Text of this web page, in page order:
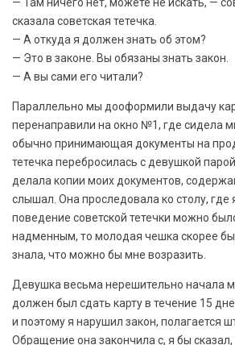
сказала советская тетечка.
— А откуда я должен знать об этом?
— Это в законе. Вы обязаны знать закон.
— А вы сами его читали?
Параллельно мы дооформили выдачу
перенаправили на окно №1, где сидела
обычно принимающая документы на
тетечка перебросилась с девушкой
делала копии моих документов,
слышал. Она проследовала ко столу, где
поведение советской тетечки можно
надменным, то молодая чешка скорее
знала, что можно бы мне возразить.
Девушка весьма нерешительно начала
должен был сдать карту в течение 15
и поэтому я нарушил закон, полагается
Обращение она закончила с, я бы сказал,